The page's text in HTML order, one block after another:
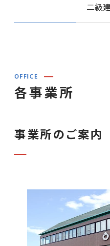
二級
OFFICE
各事業所
事業所のご案内